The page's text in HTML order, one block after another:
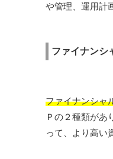
や管理、運用計
ファイナンシ
ファイナンシャ
Ｐの２種類があ
って、より高い